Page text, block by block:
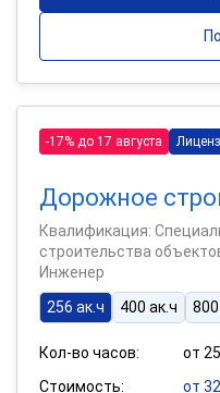
-17% до 17 августа
Дорожное
Квалификация:
строительства
Инженер
256 ак.ч
400 ак.ч
Кол-во часов:
от
Стоимость:
от